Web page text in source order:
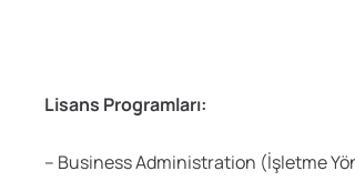
Lisans Programları:
– Business Administration (İşletme